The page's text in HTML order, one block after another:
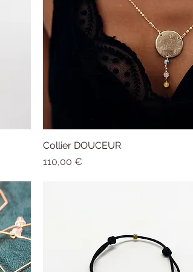
Aperçu rapide
Collier DOUCEUR
Prix
110,00 €